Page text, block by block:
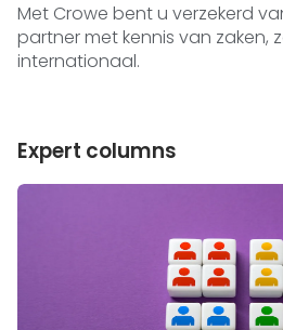
Met Crowe bent u verzekerd
partner met kennis van zaken,
internationaal.
Expert columns